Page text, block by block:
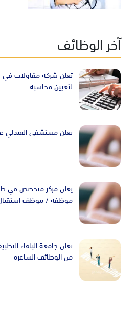
آخر الوظائف
تعلن شركة مقاولات
لتعيين محاسِبة
يعلن مستشفى العبدلي
يعلن مركز متخصص في
موظفة / موظف
تعلن جامعة البلقاء
من الوظائف الشاغرة